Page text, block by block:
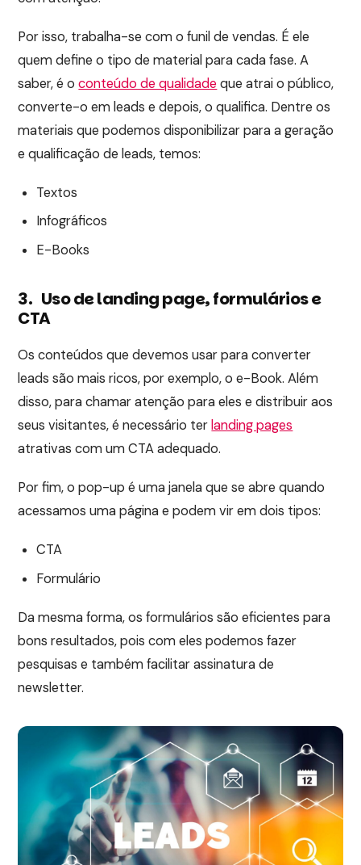
Por isso, trabalha-se com o funil de vendas. É ele
quem define o tipo de material para cada fase. A
saber, é oconteúdo de qualidadeque atrai o público,
converte-o em leads e depois, o qualifica. Dentre os
materiais que podemos disponibilizar para a geração
e qualificação de leads, temos:
Textos
Infográficos
E-Books
3. Uso de landing page, formulários e
CTA
Os conteúdos que devemos usar para converter
leads são mais ricos, por exemplo, o e-Book. Além
disso, para chamar atenção para eles e distribuir aos
seus visitantes, é necessário ter landing pages
atrativas com um CTA adequado.
Por fim, o pop-up é uma janela que se abre quando
acessamos uma página e podem vir em dois tipos:
CTA
Formulário
Da mesma forma, os formulários são eficientes para
bons resultados, pois com eles podemos fazer
pesquisas e também facilitar assinatura de
newsletter.